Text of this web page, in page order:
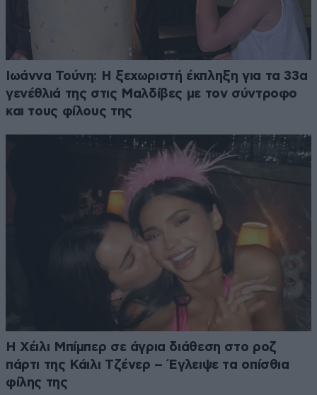
Ιωάννα Τούνη: Η ξεχωριστή έκπληξη για τα 33α
γενέθλιά της στις Μαλδίβες με τον σύντροφο
και τους φίλους της
Η Χέιλι Μπίμπερ σε άγρια διάθεση στο ροζ
πάρτι της Κάιλι Τζένερ – Έγλειψε τα οπίσθια
φίλης της